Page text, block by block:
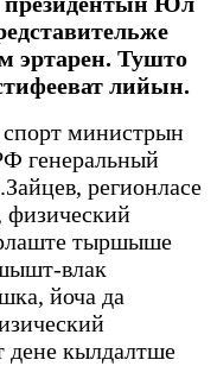
эртарен. Тушто
лийын.
министрын
генеральный
регионласе
физический
тыршыше
влак
йоча да
дене кылдалтше